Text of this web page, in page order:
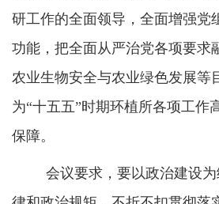
研工作的全面领导，全面增强党
功能，把全面从严治党各项要求
农业生物安全与农业绿色发展等
为“十五五”时期环植所各项工作
保障。
会议要求，要以政治建设